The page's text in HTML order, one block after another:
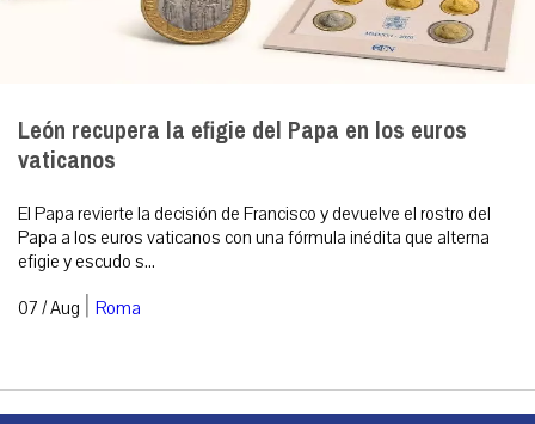
León recupera la efigie del Papa en los euros
vaticanos
El Papa revierte la decisión de Francisco y devuelve el rostro del
Papa a los euros vaticanos con una fórmula inédita que alterna
efigie y escudo s...
07 / Aug | Roma